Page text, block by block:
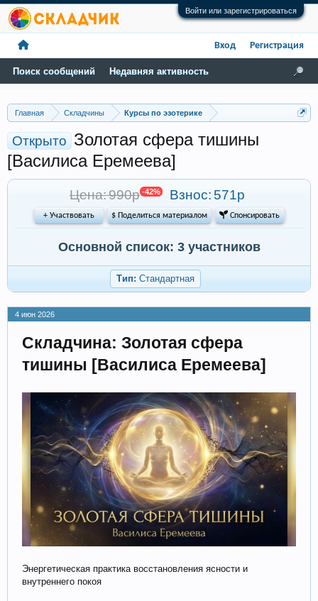
Войти или зарегистрироваться
Главная Складчины Курсы по эзотерике
Открыто Золотая сфера тишины
[Василиса Еремеева]
Цена: 990р -42% Взнос: 571р
+ Участвовать $ Поделиться материалом  Спонсировать
Основной список: 3 участников
Тип: Стандартная
4 июн 2026
Складчина: Золотая сфера
тишины [Василиса Еремеева]
Энергетическая практика восстановления ясности и
внутреннего покоя
Поиск сообщений Недавняя активность
Вход Регистрация